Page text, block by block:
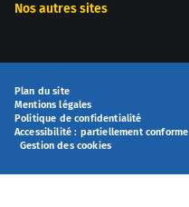
Nos autres sites
Plan du site
Mentions légales
Politique de confidentialité
Accessibilité : partiellement conforme
Gestion des cookies